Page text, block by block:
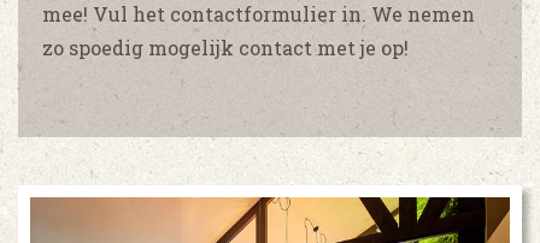
mee! Vul het contactformulier in. We nemen
zo spoedig mogelijk contact met je op!